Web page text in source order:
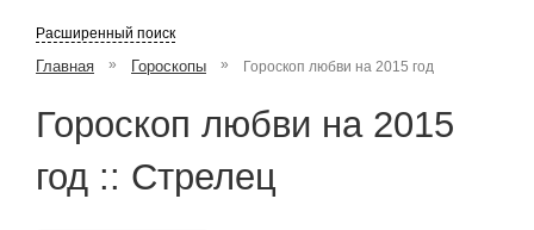
Расширенный поиск
Главная » Гороскопы » Гороскоп любви на 2015 год
Гороскоп любви на 2015
год :: Стрелец